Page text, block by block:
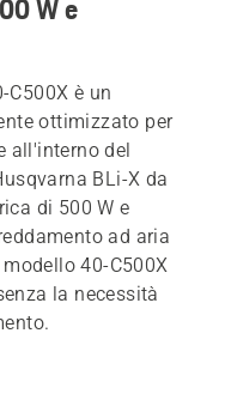
W e
C500X è un
ottimizzato per
all'interno del
BLi-X da
di 500 W e
ad aria
40-C500X
la necessità